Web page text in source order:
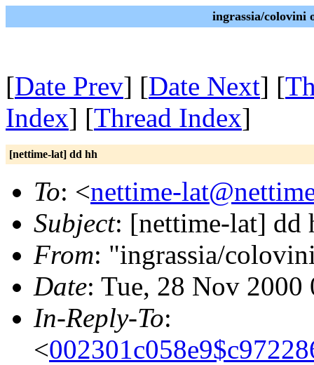
ingrassia/colovini
[Date Prev] [Date Next] [
Index] [Thread Index]
[nettime-lat] dd hh
To: <nettime-
Subject: [nettime-lat] dd
From: "ingrassia/
Date: Tue, 28 Nov
In-Reply-To:
<